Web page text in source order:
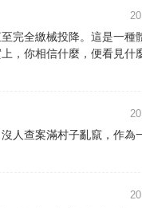
完全繳械投降。這是一種
，你相信什麼，便看見什
人查案滿村子亂竄，作為